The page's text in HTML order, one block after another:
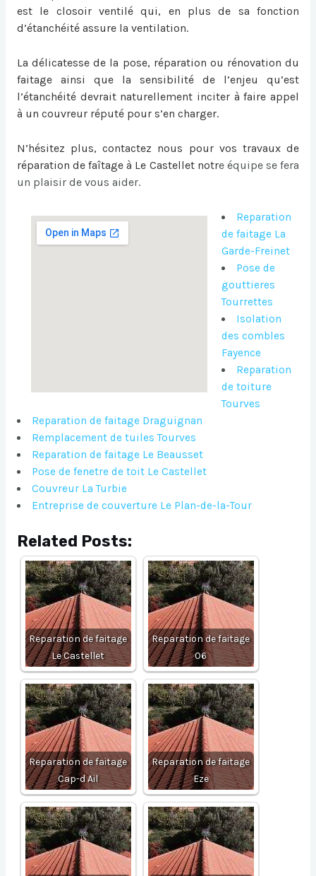
est le closoir ventilé qui, en plus de sa fonction
d’étanchéité assure la ventilation.
La délicatesse de la pose, réparation ou rénovation du
faitage ainsi que la sensibilité de l’enjeu qu’est
l’étanchéité devrait naturellement inciter à faire appel
à un couvreur réputé pour s’en charger.
N’hésitez plus, contactez nous pour vos travaux de
réparation de faîtage à Le Castellet notre équipe se fera
un plaisir de vous aider.
Reparation
de faitage La
Garde-Freinet
Pose de
gouttieres
Tourrettes
Isolation
des combles
Fayence
Reparation
de toiture
Tourves
Reparation de faitage Draguignan
Remplacement de tuiles Tourves
Reparation de faitage Le Beausset
Pose de fenetre de toit Le Castellet
Couvreur La Turbie
Entreprise de couverture Le Plan-de-la-Tour
Related Posts:
Reparation de faitage
Le Castellet
Reparation de faitage
06
Reparation de faitage
Cap-d Ail
Reparation de faitage
Eze